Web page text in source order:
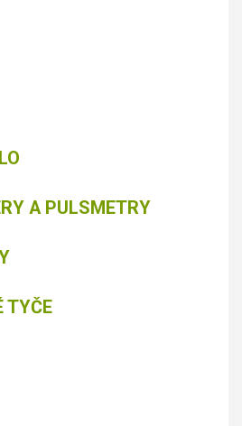
A PULSMETRY
TYČE